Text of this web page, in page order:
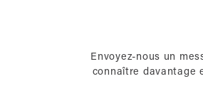
Envoyez-nous un
connaître davantage